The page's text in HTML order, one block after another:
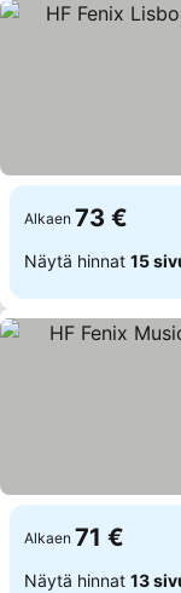
Alkaen 73 €
Näytä hinnat 15
Alkaen 71 €
Näytä hinnat 13